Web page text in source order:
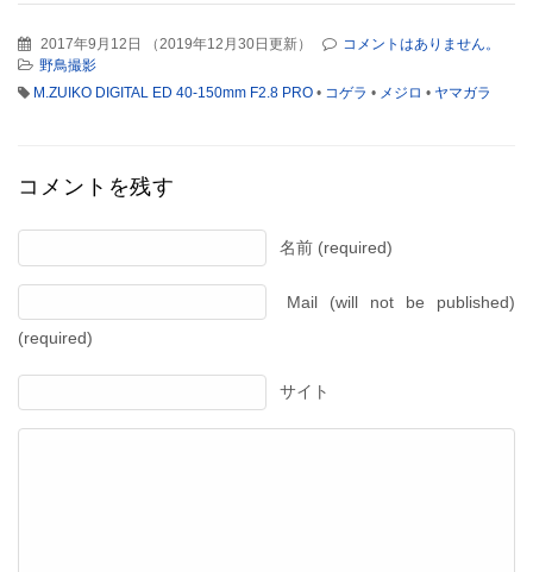
2017年9月12日 （ 2019年12月30日更新）
コメントはありません。
野鳥撮影
M.ZUIKO DIGITAL ED 40-150mm F2.8 PRO • コゲラ • メジロ • ヤマガラ
コメントを残す
名前 (required)
Mail (will not be published)
(required)
サイト